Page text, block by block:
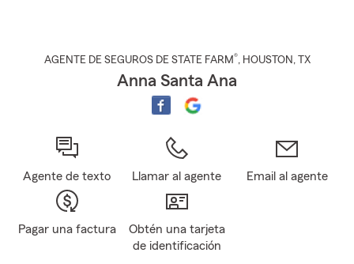
AGENTE DE SEGUROS DE STATE FARM®, HOUSTON , TX
Anna Santa Ana
Agente de texto Llamar al agente Email al agente
Pagar una factura
Obtén una tarjeta
de identificación